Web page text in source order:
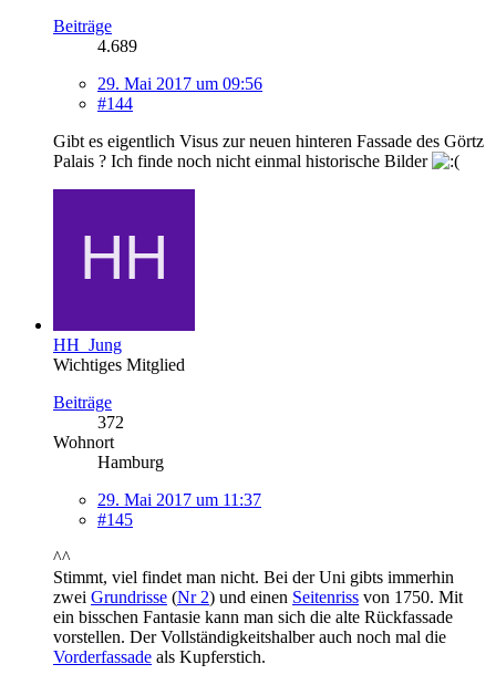
Beiträge
4.689
29. Mai 2017 um 09:56
#144
Gibt es eigentlich Visus zur neuen hinteren Fassade des Görtz
Palais ? Ich finde noch nicht einmal historische Bilder
HH_Jung
Wichtiges Mitglied
Beiträge
372
Wohnort
Hamburg
29. Mai 2017 um 11:37
#145
^^
Stimmt, viel findet man nicht. Bei der Uni gibts immerhin
zwei Grundrisse (Nr 2) und einen Seitenriss von 1750. Mit
ein bisschen Fantasie kann man sich die alte Rückfassade
vorstellen. Der Vollständigkeitshalber auch noch mal die
Vorderfassade als Kupferstich.